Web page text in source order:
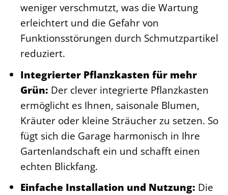
weniger verschmutzt, was die Wartung
erleichtert und die Gefahr von
Funktionsstörungen durch Schmutzpartikel
reduziert.
Integrierter Pflanzkasten für mehr
Grün: Der clever integrierte Pflanzkasten
ermöglicht es Ihnen, saisonale Blumen,
Kräuter oder kleine Sträucher zu setzen. So
fügt sich die Garage harmonisch in Ihre
Gartenlandschaft ein und schafft einen
echten Blickfang.
Einfache Installation und Nutzung: Die